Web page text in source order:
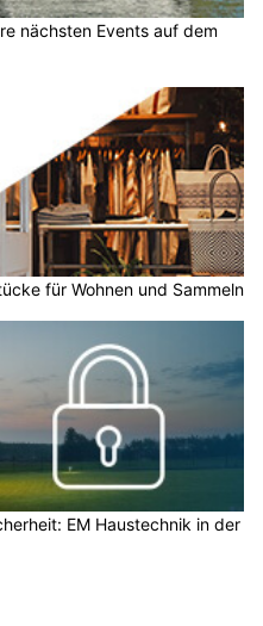
nächsten Events auf dem
für Wohnen und Sammeln
EM Haustechnik in der